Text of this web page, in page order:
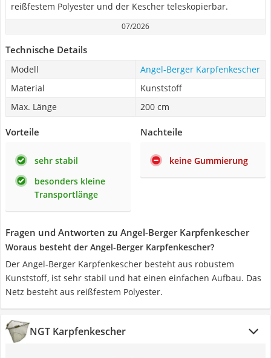
reißfestem Polyester und der Kescher teleskopierbar.
07/2026
Technische Details
Modell
Angel-Berger Karpfenkescher
Material
Kunststoff
Max. Länge
200 cm
Vorteile
sehr stabil
besonders kleine
Transportlänge
Nachteile
keine Gummierung
Fragen und Antworten zu Angel-Berger Karpfenkescher
Woraus besteht der Angel-Berger Karpfenkescher?
Der Angel-Berger Karpfenkescher besteht aus robustem
Kunststoff, ist sehr stabil und hat einen einfachen Aufbau. Das
Netz besteht aus reißfestem Polyester.
NGT Karpfenkescher